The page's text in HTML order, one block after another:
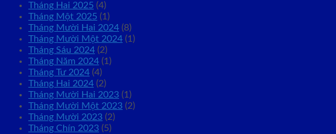
Tháng Hai 2025 (4)
Tháng Một 2025 (1)
Tháng Mười Hai 2024 (8)
Tháng Mười Một 2024 (1)
Tháng Sáu 2024 (2)
Tháng Năm 2024 (1)
Tháng Tư 2024 (4)
Tháng Hai 2024 (2)
Tháng Mười Hai 2023 (1)
Tháng Mười Một 2023 (2)
Tháng Mười 2023 (2)
Tháng Chín 2023 (5)